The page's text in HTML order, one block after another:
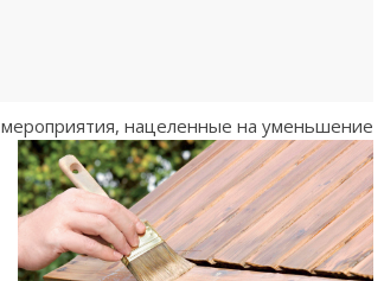
мероприятия, нацеленные на уменьшение